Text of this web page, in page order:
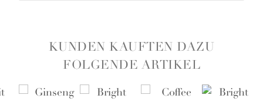
KUNDEN KAUFTEN DAZU
FOLGENDE ARTIKEL